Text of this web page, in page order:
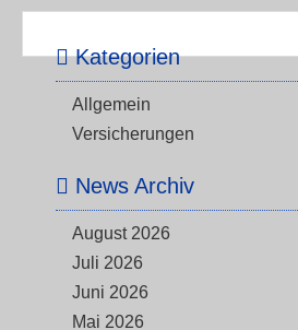
Kategorien
Allgemein
Versicherungen
News Archiv
August 2026
Juli 2026
Juni 2026
Mai 2026